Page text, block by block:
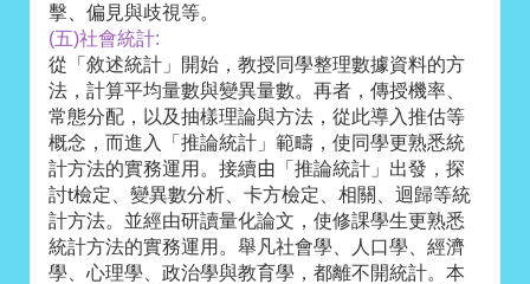
擊、偏見與歧視等。
(五)社會統計:
從「敘述統計」開始，教授同學整理數據資料的方
法，計算平均量數與變異量數。再者，傳授機率、
常態分配，以及抽樣理論與方法，從此導入推估等
概念，而進入「推論統計」範疇，使同學更熟悉統
計方法的實務運用。 接續 由
「推論統計」出發，探
討t檢定、變異數分析、卡方檢定、相關、迴歸等統
計方法。並經由研讀量化論文，使修課學生更熟悉
統計方法的實務運用。 舉凡社會學、人口學、經濟
學、心理學、政治學與教育學，都離不開統計。本